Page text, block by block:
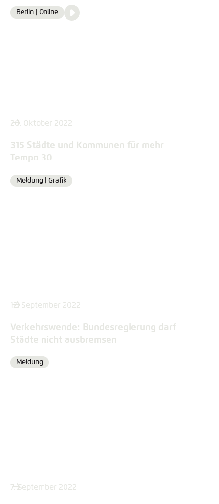
Location
Berlin | Online
Media
Video
26. Oktober 2022
315 Städte und Kommunen für mehr
Tempo 30
Format
Meldung | Grafik
12. September 2022
Verkehrswende: Bundesregierung darf
Städte nicht ausbremsen
Format
Meldung
7. September 2022